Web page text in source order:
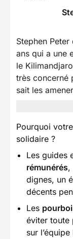
Stephen
ans qui a une
le
très concerné
sait les
Pourquoi
solidaire ?
Les guides
rémunérés,
dignes, un
décents
Les
éviter toute
sur